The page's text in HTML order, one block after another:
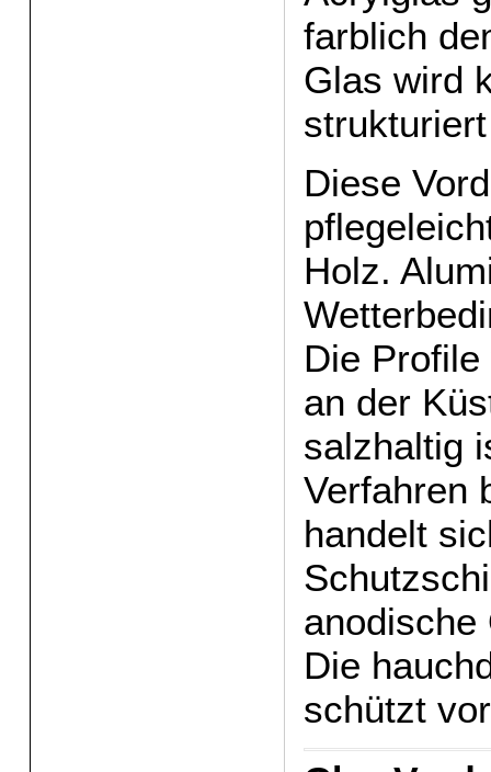
farblich
Glas wird
Diese
Holz.
Die
an der
salzhaltig
Verfahren
handelt
anodische
Die
schützt